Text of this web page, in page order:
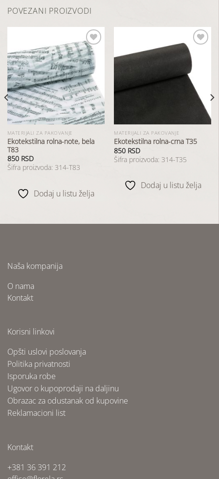
POVEZANI PROIZVODI
Dodaj
u
listu
želja
MATERIJALI ZA PAKOVANJE
Ekotekstilna rolna-note, bela
T83
850 RSD
Šifra proizvoda: 314-T83
Dodaj u listu želja
Dodaj
želja
MATERIJALI ZA PAKOVANJE
Ekotekstilna rolna-crna T35
850 RSD
Šifra proizvoda: 314-T35
Dodaj u listu želja
Naša kompanija
O nama
Kontakt
Korisni linkovi
Opšti uslovi poslovanja
Politika privatnosti
Isporuka robe
Ugovor o kupoprodaji na daljinu
Obrazac za odustanak od kupovine
Reklamacioni list
Kontakt
+381 36 391 212